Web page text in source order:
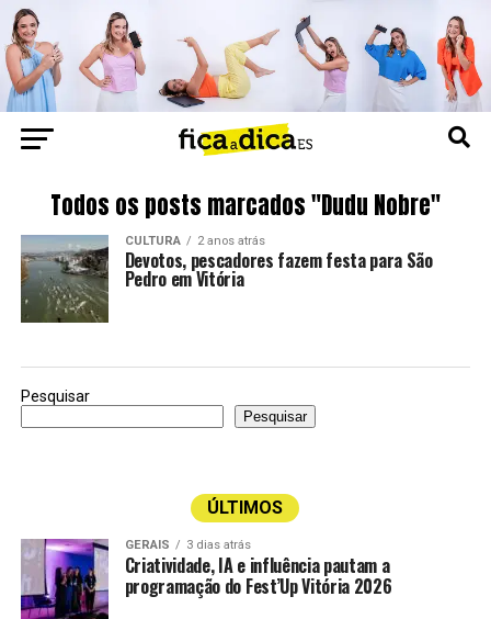
Todos os posts marcados "Dudu Nobre"
CULTURA 2 anos atrás
Devotos, pescadores fazem festa para São
Pedro em Vitória
Pesquisar
Pesquisar
ÚLTIMOS
GERAIS 3 dias atrás
Criatividade, IA e influência pautam a
programação do Fest’Up Vitória 2026